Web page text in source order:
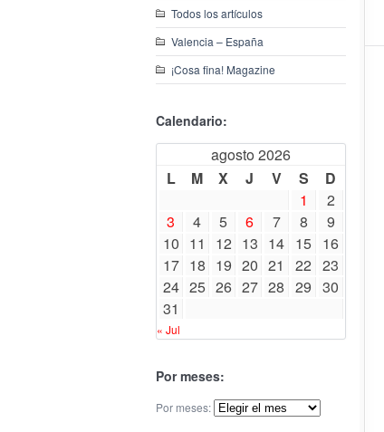
Todos los artículos
Valencia – España
¡Cosa fina! Magazine
Calendario:
agosto 2026
L
M X J V S
D
1
2
3
4 5 6 7 8
9
10 11 12 13 14 15 16
17 18 19 20 21 22 23
24 25 26 27 28 29 30
31
« Jul
Por meses:
Por meses: